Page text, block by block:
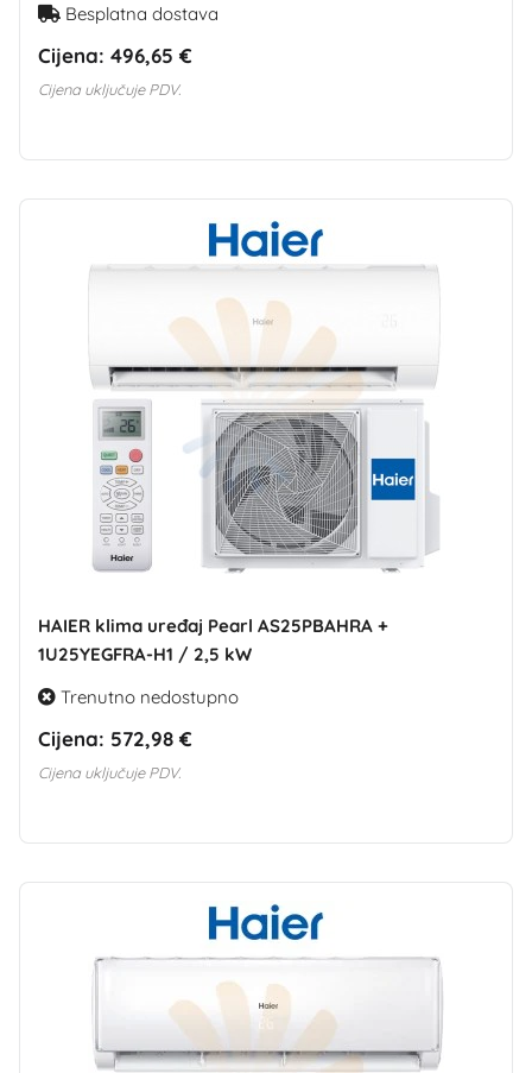
Besplatna dostava
Cijena: 496,65 €
Cijena uključuje PDV.
HAIER klima uređaj Pearl AS25PBAHRA +
1U25YEGFRA-H1 / 2,5 kW
Trenutno nedostupno
Cijena: 572,98 €
Cijena uključuje PDV.